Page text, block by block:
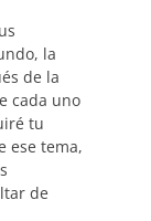
la
de la
cada uno
tu
ese tema,
de